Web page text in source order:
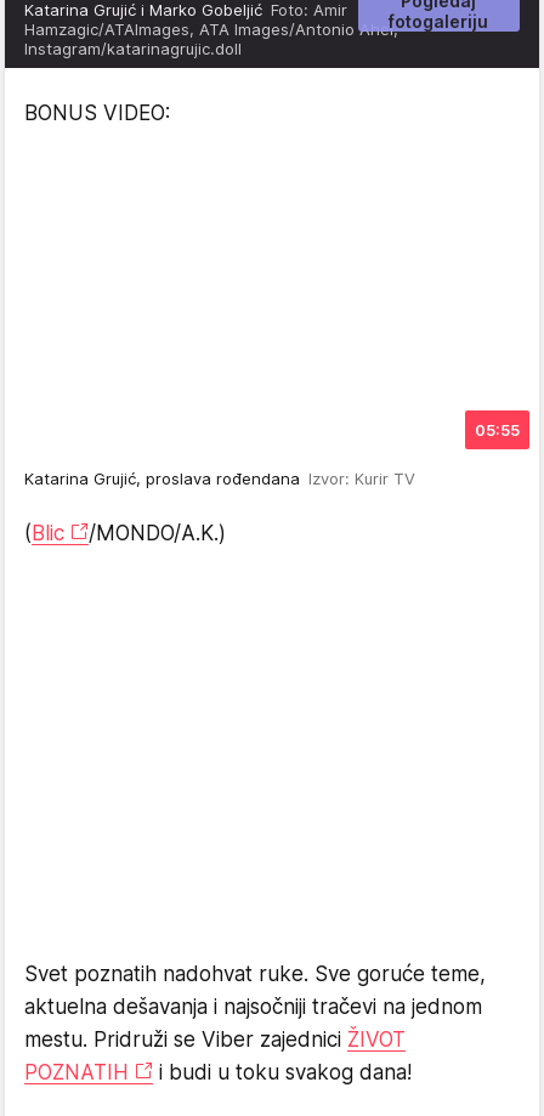
fotogaleriju
Katarina Grujić i Marko Gobeljić Foto: Amir
Hamzagic/ATAImages, ATA Images/Antonio Ahel,
Instagram/katarinagrujic.doll
BONUS VIDEO:
05:55
Katarina Grujić, proslava rođendana Izvor: Kurir TV
( Blic /MONDO/A.K.)
Svet poznatih nadohvat ruke. Sve goruće teme,
aktuelna dešavanja i najsočniji tračevi na jednom
mestu. Pridruži se Viber zajednici ŽIVOT
POZNATIH
i budi u toku svakog dana!